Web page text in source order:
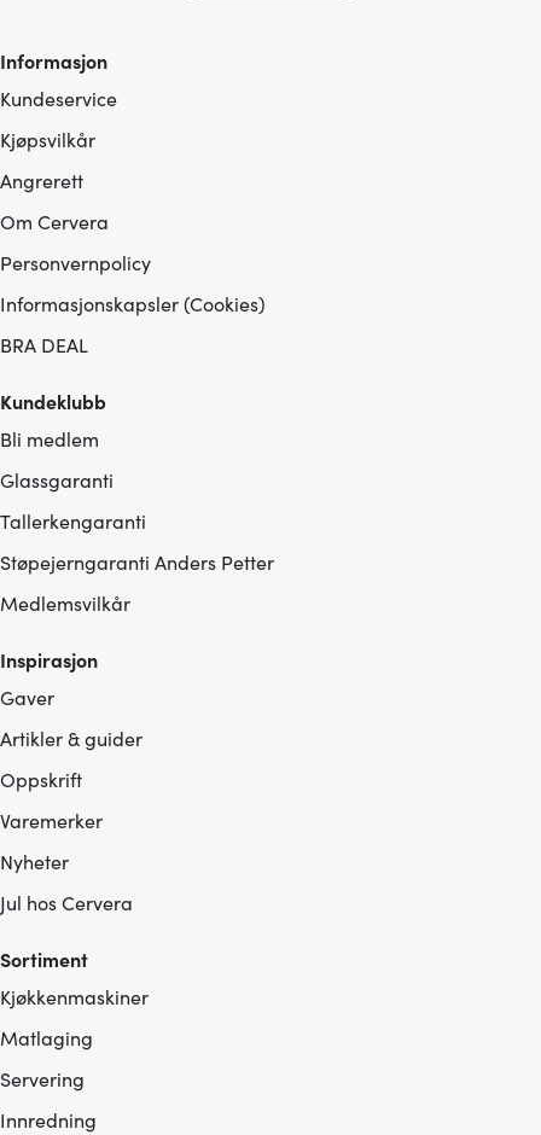
Informasjon
Kundeservice
Kjøpsvilkår
Angrerett
Om Cervera
Personvernpolicy
Informasjonskapsler (Cookies)
BRA DEAL
Kundeklubb
Bli medlem
Glassgaranti
Tallerkengaranti
Støpejerngaranti Anders Petter
Medlemsvilkår
Inspirasjon
Gaver
Artikler & guider
Oppskrift
Varemerker
Nyheter
Jul hos Cervera
Sortiment
Kjøkkenmaskiner
Matlaging
Servering
Innredning